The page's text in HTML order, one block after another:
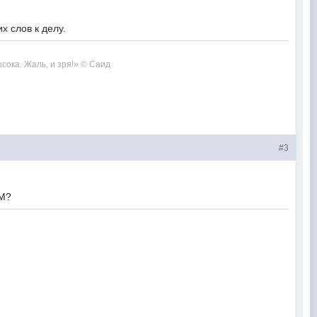
слов к делу.
Жаль, и зря!» © Саид
#3